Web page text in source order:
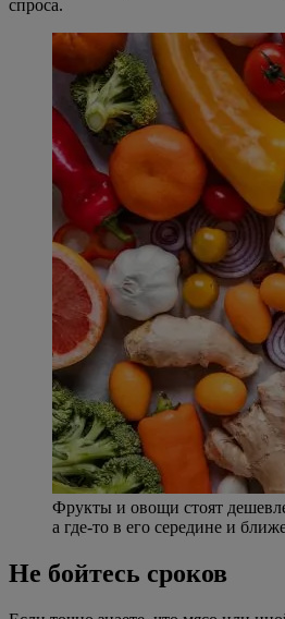
спроса.
Фрукты и овощи стоят
а где-то в его середине и
Не бойтесь сроков